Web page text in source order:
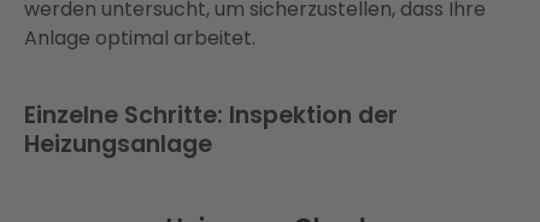
werden untersucht, um sicherzustellen, dass Ihre
Anlage optimal arbeitet​​.
Einzelne Schritte: Inspektion der
Heizungsanlage